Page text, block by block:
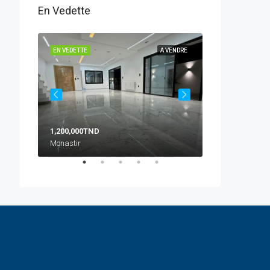
En Vedette
A VENDRE
EN VEDETTE
1,200,000TND
Monastir